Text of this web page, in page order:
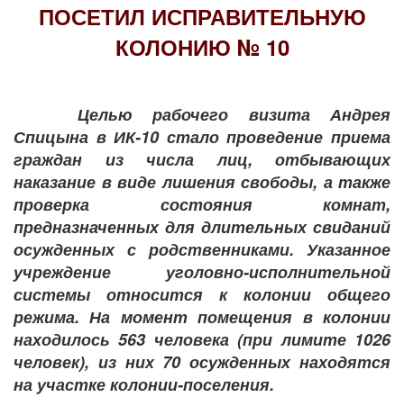
ПОСЕТИЛ ИСПРАВИТЕЛЬНУЮ
КОЛОНИЮ № 10
Целью рабочего визита Андрея
Спицына в ИК-10 стало проведение приема
граждан из числа лиц, отбывающих
наказание в виде лишения свободы, а также
проверка состояния комнат,
предназначенных для длительных свиданий
осужденных с родственниками. Указанное
учреждение уголовно-исполнительной
системы относится к колонии общего
режима. На момент помещения в колонии
находилось 563 человека (при лимите 1026
человек), из них 70 осужденных находятся
на участке колонии-поселения.